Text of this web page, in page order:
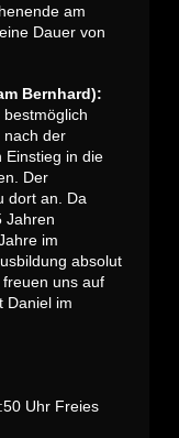
am
Dauer von
Bernhard):
bestmöglich
nach der
Einstieg in die
Der
dort an. Da
Jahren
im
absolut
uns auf
Daniel im
Uhr Freies